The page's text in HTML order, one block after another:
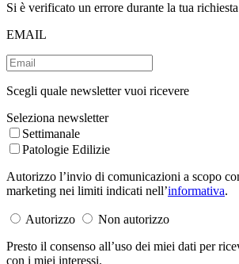
Si è verificato un errore durante la tua
EMAIL
Scegli quale newsletter vuoi ricevere
Seleziona newsletter
Settimanale
Patologie Edilizie
Autorizzo l’invio di comunicazioni a scopo
marketing nei limiti indicati nell’informativa.
Autorizzo
Non autorizzo
Presto il consenso all’uso dei miei dati per
con i miei interessi.